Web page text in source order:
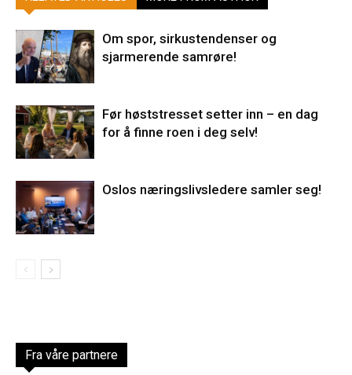
Om spor, sirkustendenser og
sjarmerende samrøre!
Før høststresset setter inn – en dag
for å finne roen i deg selv!
Oslos næringslivsledere samler seg!
Fra våre partnere